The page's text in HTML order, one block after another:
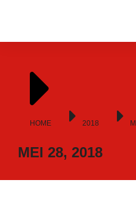
HOME 2018
MEI 28, 2018